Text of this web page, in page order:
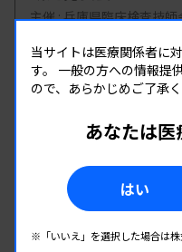
主催 :兵庫県臨床検査技師
管理運営 病理・細胞
08.26（水）-2026.
第2回 病理・細胞
和歌山県臨床検査技
開催場所 : WEB
病理・細胞
当サイトは医療関係者に
す。 一般の方への情報提
ので、あらかじめご了承く
あなたは医
はい
※「いいえ」を選択した場合は株